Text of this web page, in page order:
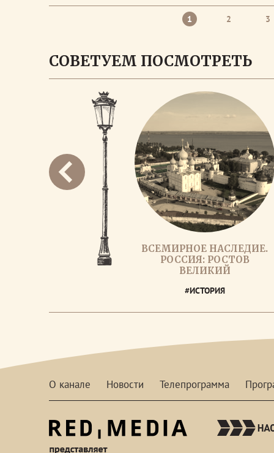
1 2 3
СОВЕТУЕМ ПОСМОТРЕТЬ
ВСЕМИРНОЕ НАСЛЕДИЕ.
РОССИЯ: РОСТОВ
ВЕЛИКИЙ
#ИСТОРИЯ
О канале Новости Телепрограмма